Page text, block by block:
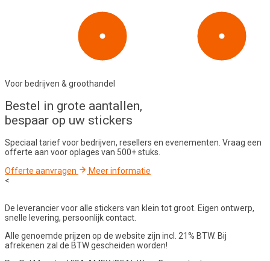
Voor bedrijven & groothandel
Bestel in grote aantallen,
bespaar op uw stickers
Speciaal tarief voor bedrijven, resellers en evenementen. Vraag een
offerte aan voor oplages van 500+ stuks.
Offerte aanvragen
Meer informatie
<
De leverancier voor alle stickers van klein tot groot. Eigen ontwerp,
snelle levering, persoonlijk contact.
Alle genoemde prijzen op de website zijn incl. 21% BTW. Bij
afrekenen zal de BTW gescheiden worden!